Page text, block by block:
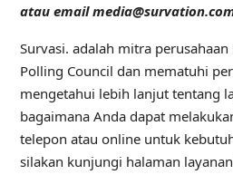
atau email
Survasi. adalah mitra
Polling Council dan mematuhi
mengetahui lebih lanjut tentang
bagaimana Anda dapat
telepon atau online untuk
silakan kunjungi halaman